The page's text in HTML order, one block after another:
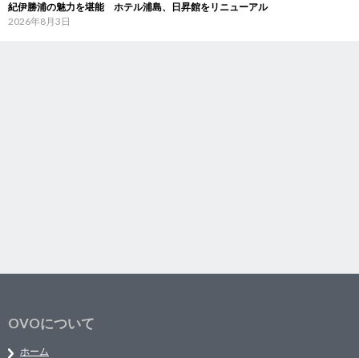
紀伊勝浦の魅力を堪能 ホテル浦島、日昇館をリニューアル
2026年8月3日
OVOについて
ホーム